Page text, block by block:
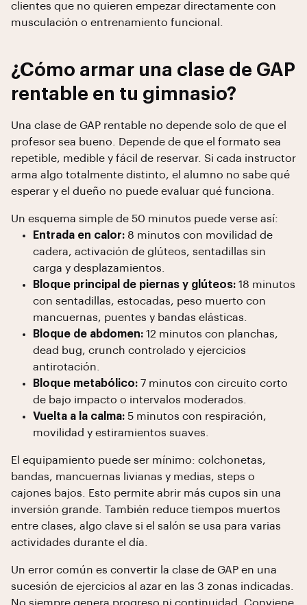
clientes que no quieren empezar directamente con
musculación o entrenamiento funcional.
¿Cómo armar una clase de GAP
rentable en tu gimnasio?
Una clase de GAP rentable no depende solo de que el
profesor sea bueno. Depende de que el formato sea
repetible, medible y fácil de reservar. Si cada instructor
arma algo totalmente distinto, el alumno no sabe qué
esperar y el dueño no puede evaluar qué funciona.
Un esquema simple de 50 minutos puede verse así:
Entrada en calor: 8 minutos con movilidad de
cadera, activación de glúteos, sentadillas sin
carga y desplazamientos.
Bloque principal de piernas y glúteos: 18 minutos
con sentadillas, estocadas, peso muerto con
mancuernas, puentes y bandas elásticas.
Bloque de abdomen: 12 minutos con planchas,
dead bug, crunch controlado y ejercicios
antirotación.
Bloque metabólico: 7 minutos con circuito corto
de bajo impacto o intervalos moderados.
Vuelta a la calma: 5 minutos con respiración,
movilidad y estiramientos suaves.
El equipamiento puede ser mínimo: colchonetas,
bandas, mancuernas livianas y medias, steps o
cajones bajos. Esto permite abrir más cupos sin una
inversión grande. También reduce tiempos muertos
entre clases, algo clave si el salón se usa para varias
actividades durante el día.
Un error común es convertir la clase de GAP en una
sucesión de ejercicios al azar en las 3 zonas indicadas.